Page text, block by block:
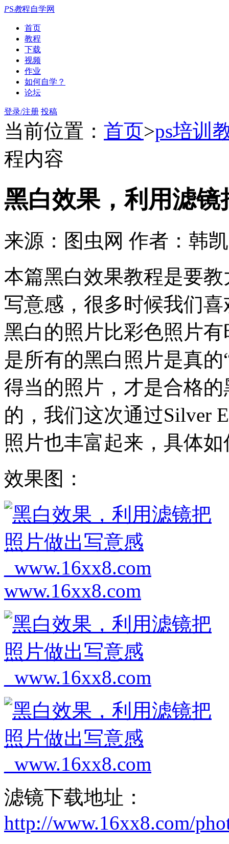
PS教程自学网
首页
教程
下载
视频
作业
如何自学？
论坛
登录/注册 投稿
当前位置： 首页>ps培训
程内容
黑白效果，利用滤
来源：图虫网 作者：韩凯
本篇黑白效果教程是要
写意感，很多时候我们
黑白的照片比彩色照片
是所有的黑白照片是真
得当的照片，才是合格
的，我们这次通过Silver
照片也丰富起来，具体
效果图：
www.16xx8.com
滤镜下载地址：
http://www.16xx8.com/